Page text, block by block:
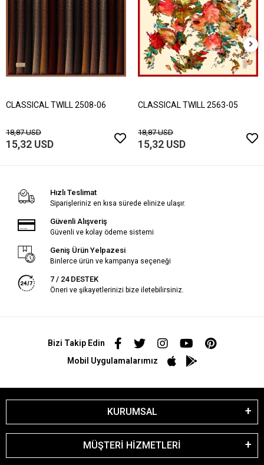
CLASSICAL TWILL 2508-06
18,87 USD
15,32 USD
CLASSICAL TWILL 2563-05
18,87 USD
15,32 USD
Hızlı Teslimat
Siparişleriniz en kısa sürede elinize ulaşır.
Güvenli Alışveriş
Güvenli ve kolay ödeme sistemi
Geniş Ürün Yelpazesi
Binlerce ürün ve kampanya seçeneği
7 / 24 DESTEK
Öneri ve şikayetlerinizi bize iletebilirsiniz.
Bizi Takip Edin
Mobil Uygulamalarımız
KURUMSAL
MÜŞTERİ HİZMETLERİ